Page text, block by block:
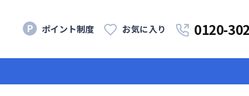
ポイント制度 お気に入り 0120-